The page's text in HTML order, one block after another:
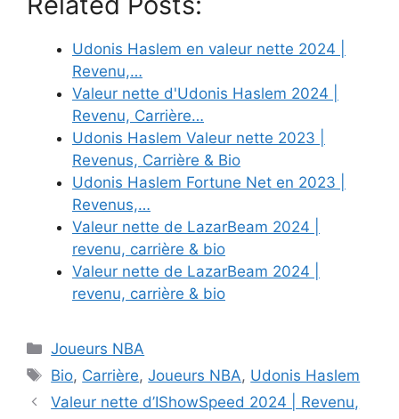
Udonis Haslem en valeur nette 2024 |
Revenu,…
Valeur nette d'Udonis Haslem 2024 |
Revenu, Carrière…
Udonis Haslem Valeur nette 2023 |
Revenus, Carrière & Bio
Udonis Haslem Fortune Net en 2023 |
Revenus,…
Valeur nette de LazarBeam 2024 |
revenu, carrière & bio
Valeur nette de LazarBeam 2024 |
revenu, carrière & bio
Categories
Joueurs NBA
Tags
Bio, Carrière,Joueurs NBA, Udonis Haslem
Valeur nette d’IShowSpeed 2024 | Revenu,